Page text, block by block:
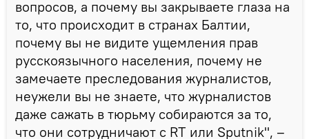
вопросов, а почему вы закрываете глаза на
то, что происходит в странах Балтии,
почему вы не видите ущемления прав
русскоязычного населения, почему не
замечаете преследования журналистов,
неужели вы не знаете, что журналистов
даже сажать в тюрьму собираются за то,
что они сотрудничают с RT или Sputnik", –